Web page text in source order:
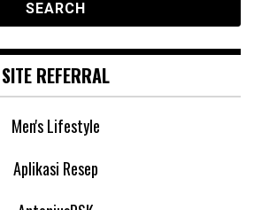
SITE REFERRAL
Men's Lifestyle
Aplikasi Resep